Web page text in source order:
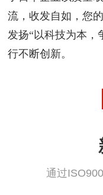
流，收发自如，您
发扬“以科技为本，
行不断创新。
通过